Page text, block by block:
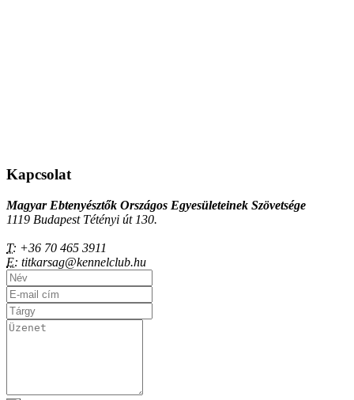
Kapcsolat
Magyar Ebtenyésztők Országos Egyesületeinek Szövetsége
1119 Budapest Tétényi út 130.
T: +36 70 465 3911
E: titkarsag@kennelclub.hu